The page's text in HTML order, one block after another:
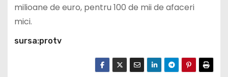
milioane de euro, pentru 100 de mii de afaceri
mici.
sursa:protv